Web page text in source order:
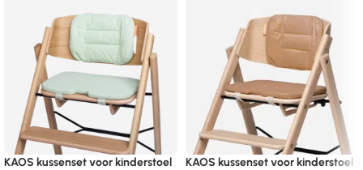
KAOS kussenset voor kinderstoel
KAOS kussenset voor kinderstoel